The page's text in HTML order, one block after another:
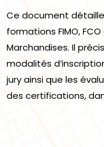
Ce document
formations FIMO,
Marchandises. Il
modalités
jury ainsi que les
des certifications,